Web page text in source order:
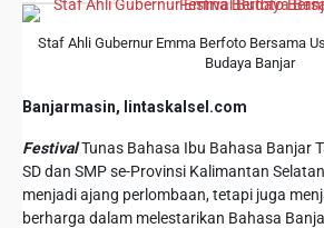
Staf Ahli Gubernur Emma Berfoto Bersama
Budaya Banjar
Banjarmasin, lintaskalsel.com
FestivalTunas Bahasa Ibu Bahasa Banjar
SD dan SMP se-Provinsi Kalimantan
menjadi ajang perlombaan, tetapi juga
berharga dalam melestarikan Bahasa